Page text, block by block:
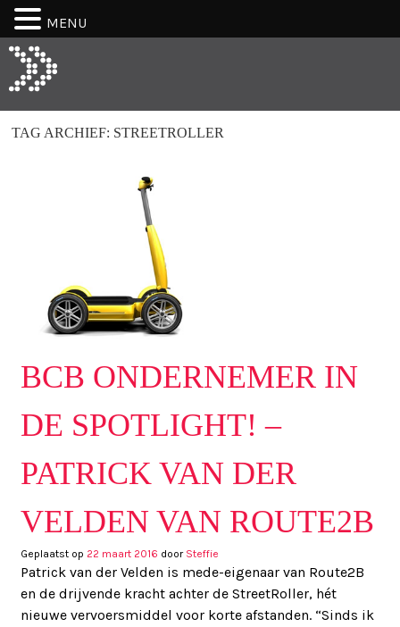
TAG ARCHIEF: STREETROLLER
BCB ONDERNEMER IN
DE SPOTLIGHT! –
PATRICK VAN DER
VELDEN VAN ROUTE2B
Geplaatst op 22 maart 2016 door Steffie
Patrick van der Velden is mede-eigenaar van Route2B
en de drijvende kracht achter de StreetRoller, hét
nieuwe vervoersmiddel voor korte afstanden. “Sinds ik
MENU